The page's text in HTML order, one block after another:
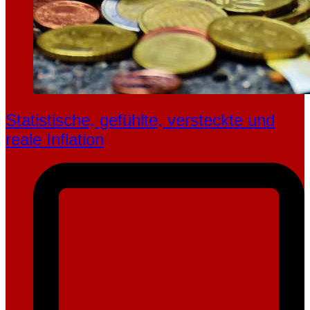
Statistische, gefühlte, ver­steckte und
reale Inflation